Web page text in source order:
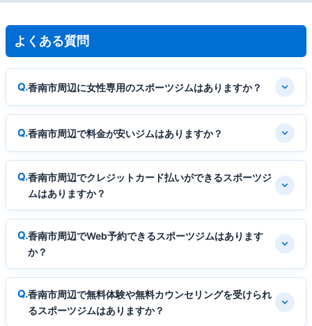
よくある質問
香南市周辺に女性専用のスポーツジムはありますか？
香南市周辺で料金が安いジムはありますか？
香南市周辺でクレジットカード払いができるスポーツジ
ムはありますか？
香南市周辺でWeb予約できるスポーツジムはあります
か？
香南市周辺で無料体験や無料カウンセリングを受けられ
るスポーツジムはありますか？